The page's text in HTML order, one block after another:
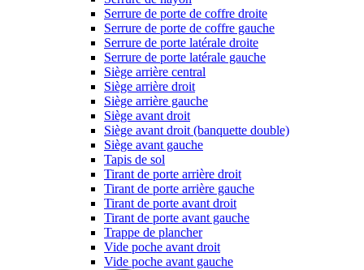
Serrure de porte de coffre droite
Serrure de porte de coffre gauche
Serrure de porte latérale droite
Serrure de porte latérale gauche
Siège arrière central
Siège arrière droit
Siège arrière gauche
Siège avant droit
Siège avant droit (banquette double)
Siège avant gauche
Tapis de sol
Tirant de porte arrière droit
Tirant de porte arrière gauche
Tirant de porte avant droit
Tirant de porte avant gauche
Trappe de plancher
Vide poche avant droit
Vide poche avant gauche